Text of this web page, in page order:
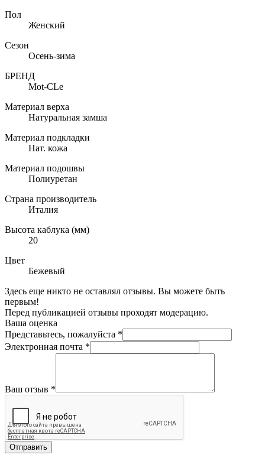
Пол
Женский
Сезон
Осень-зима
БРЕНД
Mot-CLe
Материал верха
Натуральная замша
Материал подкладки
Нат. кожа
Материал подошвы
Полиуретан
Страна производитель
Италия
Высота каблука (мм)
20
Цвет
Бежевый
Здесь еще никто не оставлял отзывы. Вы можете быть
первым!
Перед публикацией отзывы проходят модерацию.
Ваша оценка
Представьтесь, пожалуйста *
Электронная почта *
Ваш отзыв *
Отправить